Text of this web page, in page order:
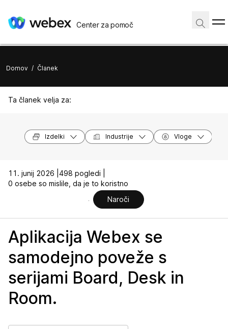
Center za pomoč
Domov / Članek
Ta članek velja za:
Izdelki Industrije Vloge
11. junij 2026 | 498 pogledi |
0 osebe so mislile, da je to koristno
Naroči
Aplikacija Webex se
samodejno poveže s
serijami Board, Desk in
Room.